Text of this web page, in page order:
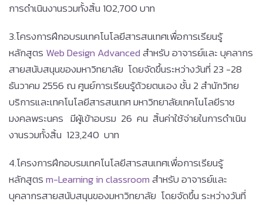
การดำเนินงานรวมทั้งสิ้น 102,700 บาท
3.โครงการฝึกอบรมเทคโนโลยีสารสนเทศเพื่อการเรียนรู้
หลักสูตร Web Design Advancedสำหรับ อาจารย์และ บุคลากร
สายสนับสนุนของมหาวิทยาลัย โดยจัดขึ้นระหว่างวันที่ 23 -28
ธันวาคม 2556 ณ ศูนย์การเรียนรู้ด้วยตนเอง ชั้น 2 สำนักวิทย
บริการและเทคโนโลยีสารสนเทศ มหาวิทยาลัยเทคโนโลยีราช
มงคลพระนคร มีผู้เข้าอบรม 26 คน สิ้นค่าใช้จ่ายในการดำเนิน
งานรวมทั้งสิ้น 123,240 บาท
4.โครงการฝึกอบรมเทคโนโลยีสารสนเทศเพื่อการเรียนรู้
หลักสูตรm-Learning in classroomสำหรับ อาจารย์และ
บุคลากรสายสนับสนุนของมหาวิทยาลัย โดยจัดขึ้น ระหว่างวันที่